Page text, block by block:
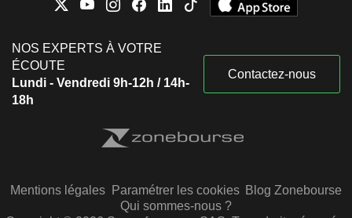
NOS EXPERTS À VOTRE
ÉCOUTE
Lundi - Vendredi 9h-12h / 14h-
18h
Contactez-nous
Mentions légales Paramétrer les cookies Blog Zonebourse
Qui sommes-nous ?